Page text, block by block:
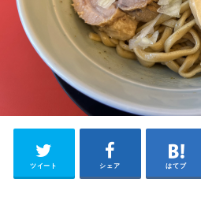
ツイート シェア はてブ